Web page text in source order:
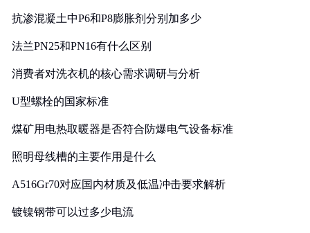
抗渗混凝土中P6和P8膨胀剂分别加多少
法兰PN25和PN16有什么区别
消费者对洗衣机的核心需求调研与分析
U型螺栓的国家标准
煤矿用电热取暖器是否符合防爆电气设备标准
照明母线槽的主要作用是什么
A516Gr70对应国内材质及低温冲击要求解析
镀镍钢带可以过多少电流